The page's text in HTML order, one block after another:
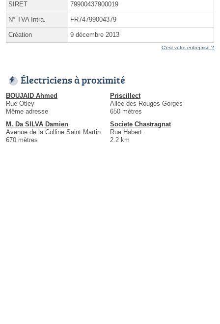
SIRET 79900437900019
N° TVA Intra. FR74799004379
Création 9 décembre 2013
C'est votre entreprise ?
Électriciens à proximité
BOUJAID Ahmed
Rue Otley
Même adresse
Priscillect
Allée des Rouges Gorges
650 mètres
M. Da SILVA Damien
Avenue de la Colline Saint Martin
670 mètres
Societe Chastragnat
Rue Habert
2.2 km